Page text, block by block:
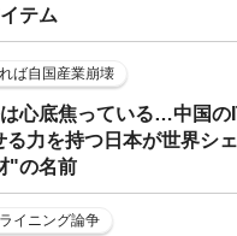
テム
ば自国産業崩壊
心底焦っている…中国の
る力を持つ日本が世界シ
"の名前
イニング論争